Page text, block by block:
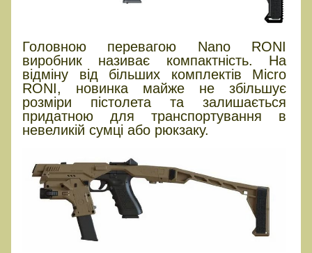
Головною перевагою Nano RONI
виробник називає компактність. На
відміну від більших комплектів Micro
RONI, новинка майже не збільшує
розміри пістолета та залишається
придатною для транспортування в
невеликій сумці або рюкзаку.